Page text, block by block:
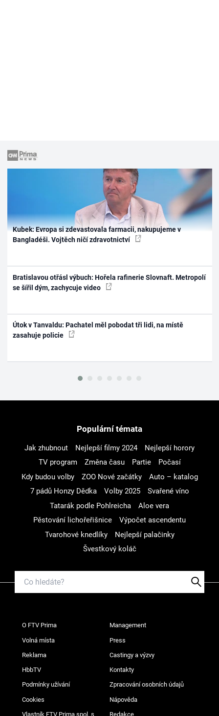
Kubek: Evropa si zdevastovala farmacii, nakupujeme v
Bangladéši. Vojtěch ničí zdravotnictví
Bratislavou otřásl výbuch: Hořela rafinerie Slovnaft. Metropolí
se šířil dým, zachycuje video
Útok v Tanvaldu: Pachatel měl pobodat tři lidi, na místě
zasahuje policie
Populární témata
Jak zhubnout Nejlepší filmy 2024
Nejlepší horory
TV program
Změna času Partie
Počasí
Kdy budou volby
ZOO Nové začátky
Auto – katalog
7 pádů Honzy Dědka
Volby 2025
Svařené víno
Tatarák podle Pohlreicha
Aloe vera
Pěstování lichořeřišnice
Výpočet ascendentu
Tvarohové knedlíky
Nejlepší palačinky
Švestkový koláč
O FTV Prima Management
Volná místa Press
Reklama Castingy a výzvy
HbbTV Kontakty
Podmínky užívání Zpracování osobních údajů
Cookies Nápověda
Vlastník FTV Prima spol. s Redakce